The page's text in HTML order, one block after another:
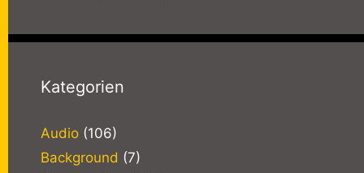
Kategorien
Audio (106)
Background (7)